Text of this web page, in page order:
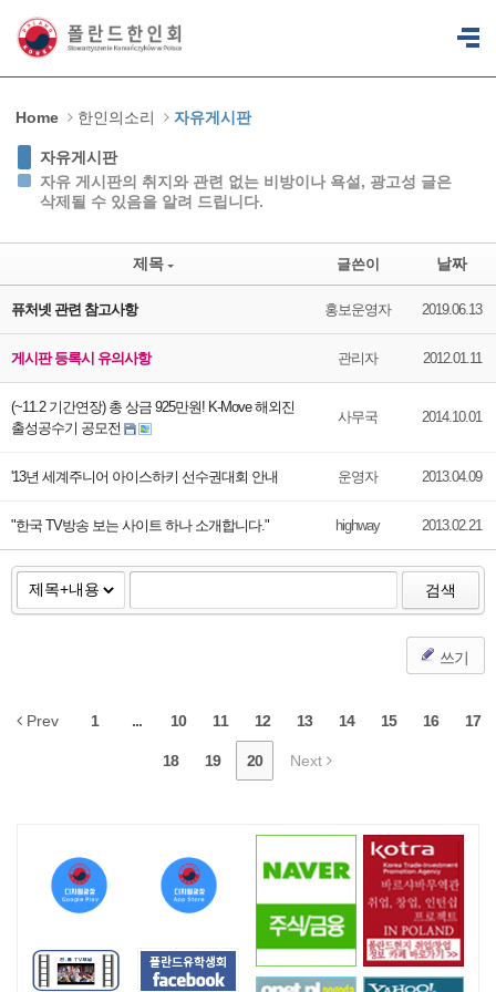
Home 한인의소리 자유게시판
자유게시판
자유 게시판의 취지와 관련 없는 비방이나 욕설, 광고성 글은
삭제될 수 있음을 알려 드립니다.
제목 글쓴이 날짜
퓨처넷 관련 참고사항 홍보운영자 2019.06.13
게시판 등록시 유의사항 관리자 2012.01.11
(~11.2 기간연장) 총 상금 925만원! K-Move 해외진
출성공수기 공모전
사무국 2014.10.01
'13년 세계주니어 아이스하키 선수권대회 안내 운영자 2013.04.09
"한국 TV방송 보는 사이트 하나 소개합니다." highway 2013.02.21
검색
쓰기
Prev 1 ... 10 11 12 13 14 15 16 17
18 19 20 Next